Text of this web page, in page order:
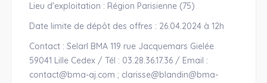
Lieu d'exploitation : Région Parisienne (75)
Date limite de dépôt des offres : 26.04.2024 à 12h
Contact : Selarl BMA 119 rue Jacquemars Gielée
59041 Lille Cedex / Tél : 03.28.36.17.36 / Email :
contact@bma-aj.com ; clarisse@blandin@bma-